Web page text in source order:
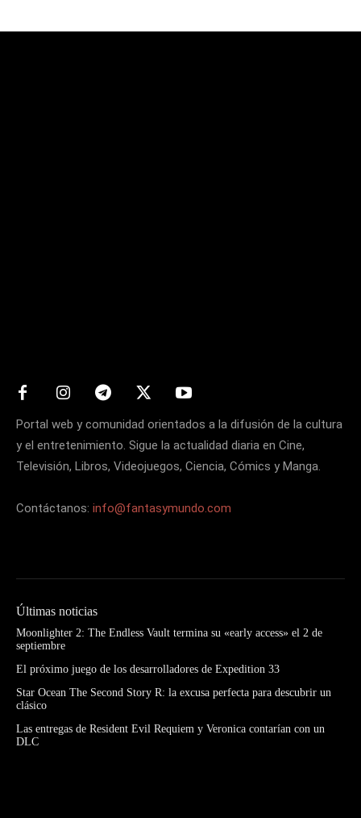
Portal web y comunidad orientados a la difusión de la cultura
y el entretenimiento. Sigue la actualidad diaria en Cine,
Televisión, Libros, Videojuegos, Ciencia, Cómics y Manga.
Contáctanos: info@fantasymundo.com
Últimas noticias
Moonlighter 2: The Endless Vault termina su «early access» el 2 de
septiembre
El próximo juego de los desarrolladores de Expedition 33
Star Ocean The Second Story R: la excusa perfecta para descubrir un
clásico
Las entregas de Resident Evil Requiem y Veronica contarían con un
DLC